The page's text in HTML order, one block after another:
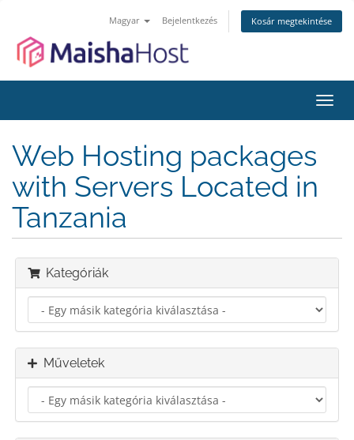
Magyar Bejelentkezés Kosár megtekintése
a
Web Hosting packages
with Servers Located in
Tanzania
Kategóriák
Műveletek